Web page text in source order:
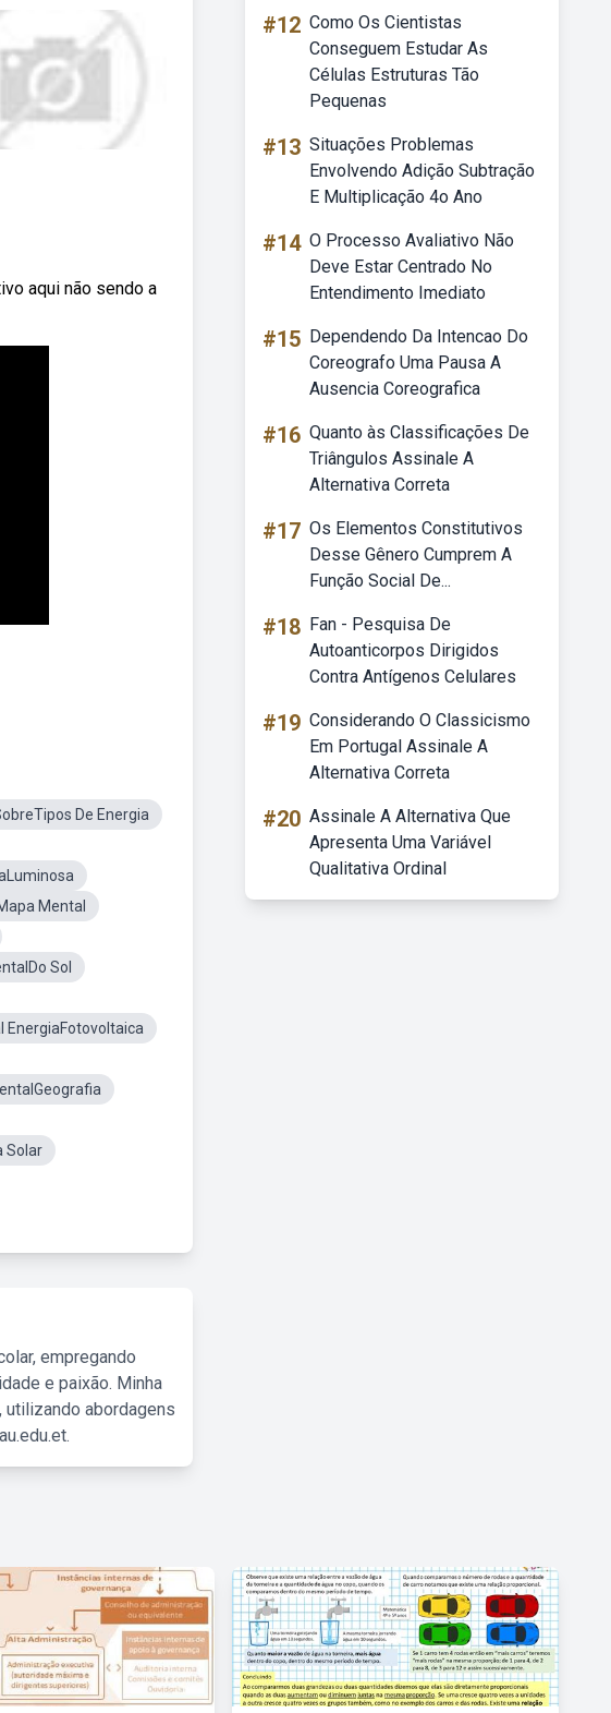
aqui não sendo a
De Energia
Mental
Sol
EnergiaFotovoltaica
Solar
empregando
e paixão. Minha
utilizando abordagens
#12 Como Os Cientistas
Conseguem Estudar As
Células Estruturas Tão
Pequenas
#13 Situações Problemas
Envolvendo Adição Subtração
E Multiplicação 4o Ano
#14 O Processo Avaliativo Não
Deve Estar Centrado No
Entendimento Imediato
#15 Dependendo Da Intencao Do
Coreografo Uma Pausa A
Ausencia Coreografica
#16 Quanto às Classificações De
Triângulos Assinale A
Alternativa Correta
#17 Os Elementos Constitutivos
Desse Gênero Cumprem A
Função Social De...
#18 Fan - Pesquisa De
Autoanticorpos Dirigidos
Contra Antígenos Celulares
#19 Considerando O Classicismo
Em Portugal Assinale A
Alternativa Correta
#20 Assinale A Alternativa Que
Apresenta Uma Variável
Qualitativa Ordinal